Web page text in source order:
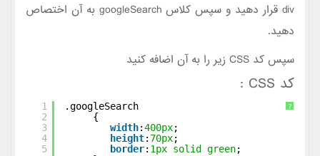
div قرار دهید و سپس کلاس googleSearch به آن اختصاص
دهید.
سپس کد CSS زیر را به آن اضافه کنید
کد CSS :
?
1
2
3
4
5
.googleSearch
{
width:400px;
height: 70px;
border: 1px solid green;